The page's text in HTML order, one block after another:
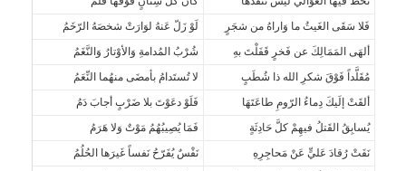
فَلا سَقَى الغَيثُ ما وَاراهُ من شجَرٍ
لَوْ زَلّ عَنهُ لوَارَتْ شخصَهُ الرّخَمُ
ألهَى المَمَالِكَ عن فَخرٍ قَفَلْتَ بهِ
شُرْبُ المُدامةِ وَالأوْتارُ وَالنَّغَمُ
مُقَلَّداً فَوْقَ شكرِ الله ذا شُطَبٍ
لا تُستَدامُ بأمضَى منهُما النِّعَمُ
ألقَتْ إلَيكَ دِماءُ الرّومِ طاعَتَهَا
فَلَوْ دعَوْتَ بلا ضَرْبٍ أجابَ دَمُ
يُسابِقُ القَتلُ فيهِمْ كلَّ حَادِثَةٍ
فَمَا يُصِيبُهُمُ مَوْتٌ وَلا هَرَمُ
نَفَتْ رُقادَ عَليٍّ عَنْ مَحاجِرِهِ
نَفْسٌ يُفَرّحُ نَفساً غَيرَها الحُلُمُ